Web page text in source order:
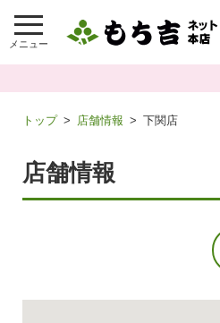
メニュー
トップ 店舗情報 下関店
店舗情報